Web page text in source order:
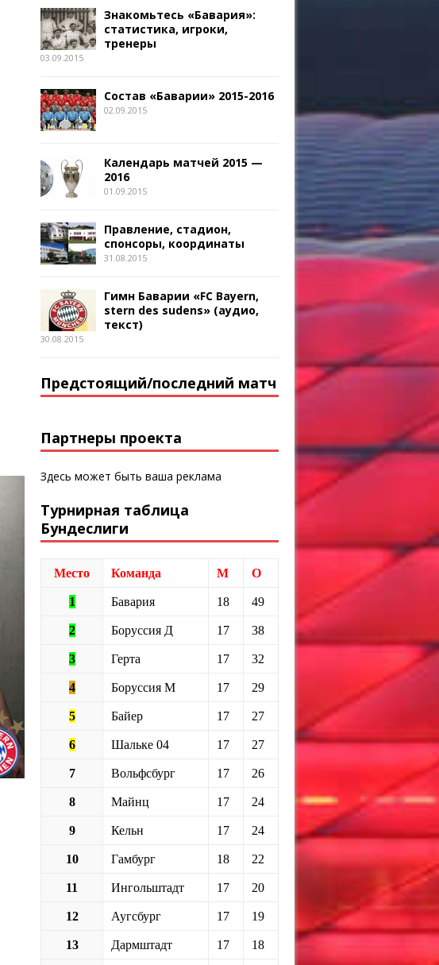
Знакомьтесь «Бавария»:
статистика, игроки,
тренеры
03.09.2015
Состав «Баварии» 2015-2016
02.09.2015
Календарь матчей 2015 —
2016
01.09.2015
Правление, стадион,
спонсоры, координаты
31.08.2015
Гимн Баварии «FC Bayern,
stern des sudens» (аудио,
текст)
30.08.2015
Предстоящий/последний матч
Партнеры проекта
Здесь может быть ваша реклама
Турнирная таблица
Бундеслиги
Место Команда М О
1 Бавария 18 49
2 Боруссия Д 17 38
3 Герта 17 32
4 Боруссия М 17 29
5 Байер 17 27
6 Шальке 04 17 27
7 Вольфсбург 17 26
8 Майнц 17 24
9 Кельн 17 24
10 Гамбург 18 22
11 Ингольштадт 17 20
12 Аугсбург 17 19
13 Дармштадт 17 18